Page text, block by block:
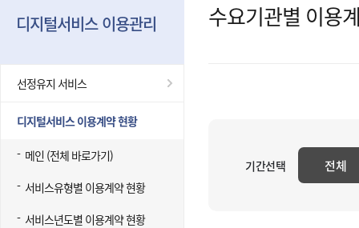
디지털서비스 이용관리
선정유지 서비스
디지털서비스 이용계약 현황
메인 (전체 바로가기)
서비스유형별 이용계약 현황
서비스년도별 이용계약 현황
수요기관별 이용
기간선택 전체